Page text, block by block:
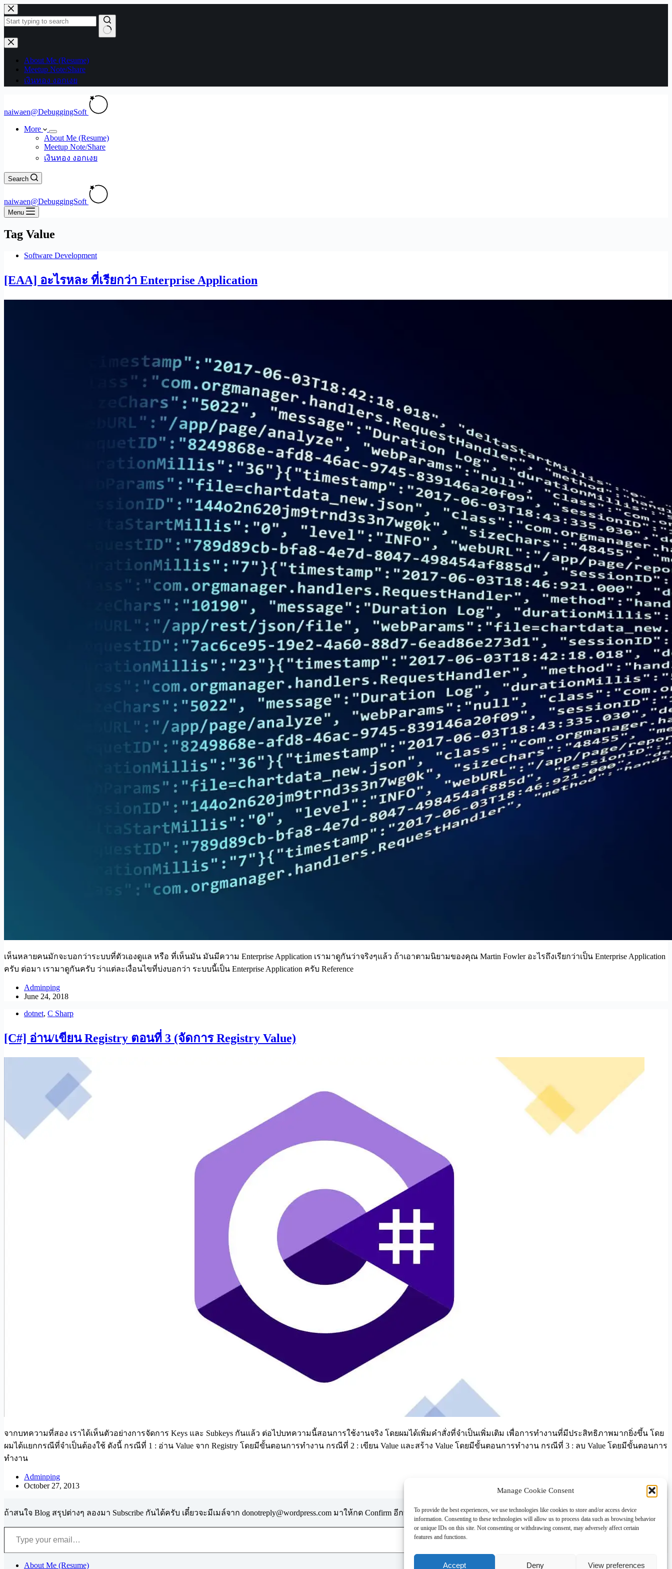
Manage Cookie Consent
To provide the best experiences, we use technologies like cookies to store and/or access device
information. Consenting to these technologies will allow us to process data such as browsing behavior
or unique IDs on this site. Not consenting or withdrawing consent, may adversely affect certain
features and functions.
Accept Deny View preferences
Skip
to
content
No
results
About Me (Resume)
Meetup Note/Share
เงินทอง งอกเงย
naiwaen@DebuggingSoft
More
About Me (Resume)
Meetup Note/Share
เงินทอง งอกเงย
Search
naiwaen@DebuggingSoft
Menu
Tag Value
Software Development
[EAA] อะไรหละ ที่เรียกว่า Enterprise Application
เห็นหลายคนมักจะบอกว่าระบบที่ตัวเองดูแล หรือ ที่เห็นมัน มันมีความ Enterprise Application เรามาดูกันว่าจริงๆแล้ว ถ้าเอาตามนิยามของคุณ Martin Fowler อะไรถึงเรียกว่าเป็น Enterprise Application
ครับ ต่อมา เรามาดูกันครับ ว่าแต่ละเงื่อนไขที่บ่งบอกว่า ระบบนี้เป็น Enterprise Application ครับ Reference
Adminping
June 24, 2018
dotnet, C Sharp
[C#] อ่าน/เขียน Registry ตอนที่ 3 (จัดการ Registry Value)
จากบทความที่สอง เราได้เห็นตัวอย่างการจัดการ Keys และ Subkeys กันแล้ว ต่อไปบทความนี้สอนการใช้งานจริง โดยผมได้เพิ่มคำสั่งที่จำเป็นเพิ่มเติม เพื่อการทำงานที่มีประสิทธิภาพมากยิ่งขึ้น โดย
ผมได้แยกกรณีที่จำเป็นต้องใช้ ดังนี้ กรณีที่ 1 : อ่าน Value จาก Registry โดยมีขั้นตอนการทำงาน กรณีที่ 2 : เขียน Value และสร้าง Value โดยมีขั้นตอนการทำงาน กรณีที่ 3 : ลบ Value โดยมีขั้นตอนการ
ทำงาน
Adminping
October 27, 2013
ถ้าสนใจ Blog สรุปต่างๆ ลองมา Subscribe กันได้ครับ เดี๋ยวจะมีเมล์จาก donotreply@wordpress.com มาให้กด Confirm อีกทีครับ
Type your email…
About Me (Resume)